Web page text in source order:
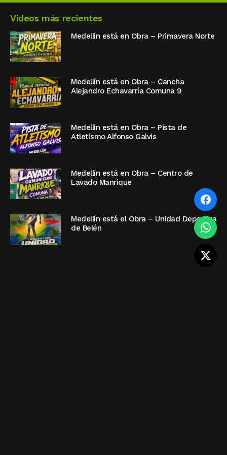
Videos más recientes
Medellín está en Obra – Primavera Norte
Medellín está en Obra – Cancha
Alejandro Echavarría Comuna 9
Medellín está en Obra – Pista de
Atletismo Alfonso Galvis
Medellín está en Obra – Centro de
Lavado Manrique
Medellín está el Obra – Unidad Deportiva
de Belén